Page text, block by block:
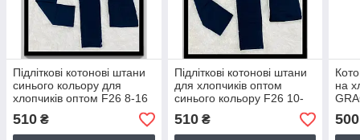
Підліткові котонові штани
синього кольору для
хлопчиків оптом F26 8-16
років
510 ₴
Підліткові котонові штани
для хлопчиків оптом
синього кольору F26 10-
18 років
510₴
на
500